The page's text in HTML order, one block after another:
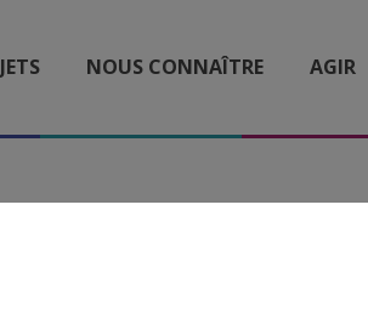
NOUS CONNAÎTRE AGIR